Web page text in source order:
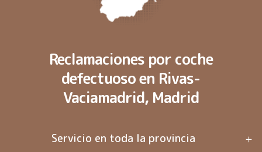
Reclamaciones por coche
defectuoso en Rivas-
Vaciamadrid, Madrid
Servicio en toda la provincia